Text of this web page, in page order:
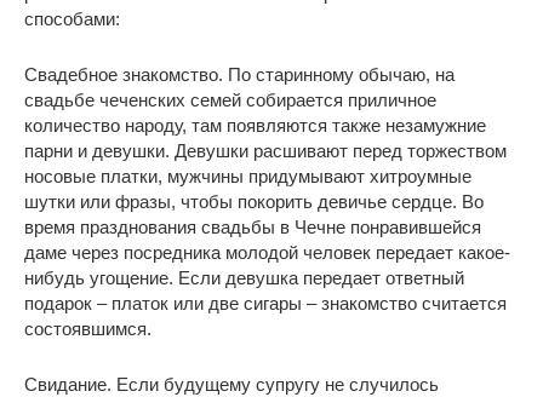
способами:
Свадебное знакомство. По старинному обычаю, на
свадьбе чеченских семей собирается приличное
количество народу, там появляются также незамужние
парни и девушки. Девушки расшивают перед торжеством
носовые платки, мужчины придумывают хитроумные
шутки или фразы, чтобы покорить девичье сердце. Во
время празднования свадьбы в Чечне понравившейся
даме через посредника молодой человек передает какое-
нибудь угощение. Если девушка передает ответный
подарок – платок или две сигары – знакомство считается
состоявшимся.
Свидание. Если будущему супругу не случилось